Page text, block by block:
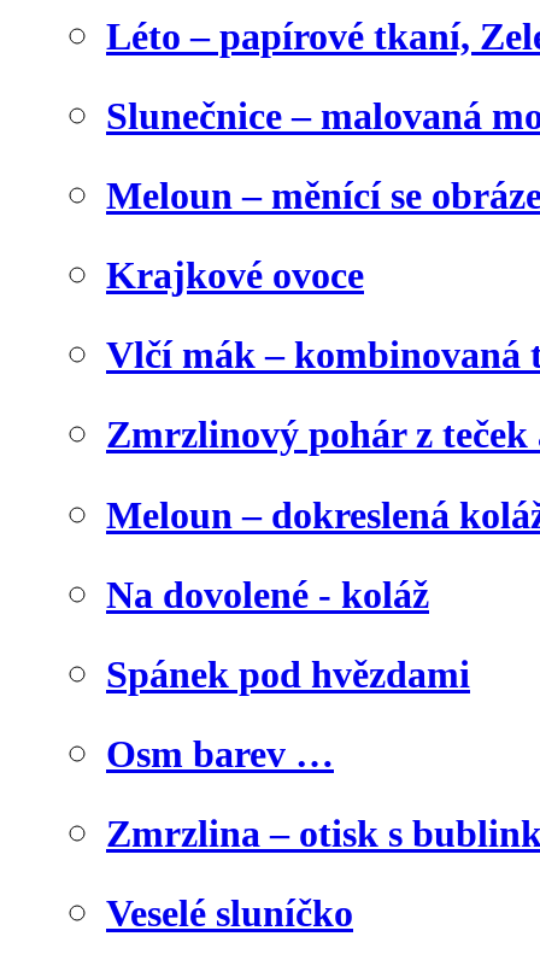
Léto – papírové tkaní,
Slunečnice – malovaná
Meloun – měnící se
Krajkové ovoce
Vlčí mák – kombinovaná
Zmrzlinový pohár z
Meloun – dokreslená
Na dovolené - koláž
Spánek pod hvězdami
Osm barev …
Zmrzlina – otisk s
Veselé sluníčko